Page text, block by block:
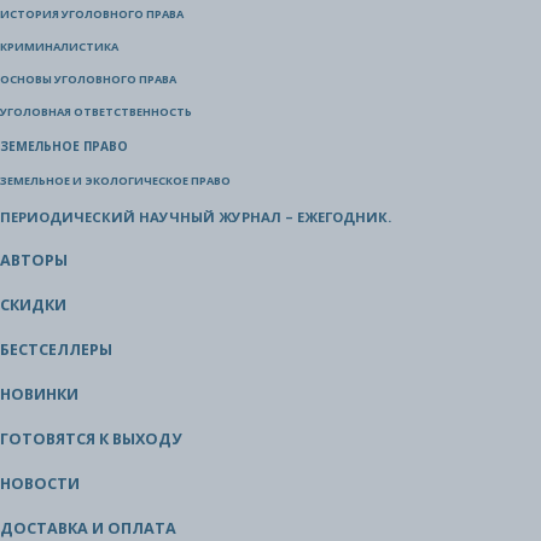
ИСТОРИЯ УГОЛОВНОГО ПРАВА
КРИМИНАЛИСТИКА
ОСНОВЫ УГОЛОВНОГО ПРАВА
УГОЛОВНАЯ ОТВЕТСТВЕННОСТЬ
ЗЕМЕЛЬНОЕ ПРАВО
ЗЕМЕЛЬНОЕ И ЭКОЛОГИЧЕСКОЕ ПРАВО
ПЕРИОДИЧЕСКИЙ НАУЧНЫЙ ЖУРНАЛ – ЕЖЕГОДНИК.
АВТОРЫ
СКИДКИ
БЕСТСЕЛЛЕРЫ
НОВИНКИ
ГОТОВЯТСЯ К ВЫХОДУ
НОВОСТИ
ДОСТАВКА И ОПЛАТА